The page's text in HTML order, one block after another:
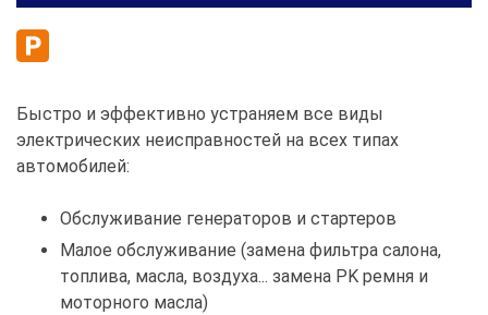
Быстро и эффективно устраняем все виды
электрических неисправностей на всех типах
автомобилей:
Обслуживание генераторов и стартеров
Малое обслуживание (замена фильтра салона,
топлива, масла, воздуха... замена PK ремня и
моторного масла)